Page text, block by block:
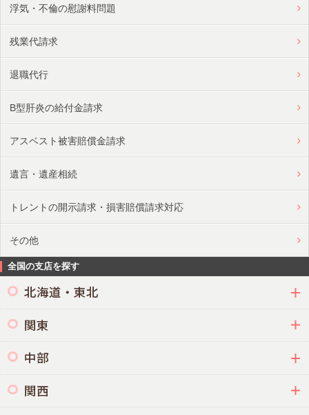
浮気・不倫の慰謝料問題
残業代請求
退職代行
B型肝炎の給付金請求
アスベスト被害賠償金請求
遺言・遺産相続
トレントの開示請求・損害賠償請求対応
その他
全国の支店を探す
北海道・東北
関東
中部
関西